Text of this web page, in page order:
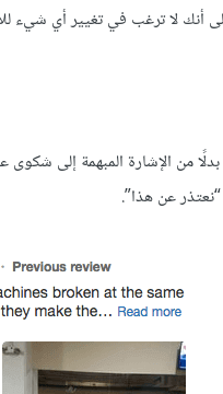
على أنك لا ترغب في تغيير أي
من الإشارة المبهمة إلى
عن هذا”.